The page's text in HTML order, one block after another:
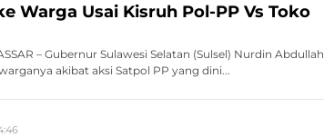
Warga Usai Kisruh Pol-PP Vs Toko
– Gubernur Sulawesi Selatan (Sulsel) Nurdin Abdullah
akibat aksi Satpol PP yang dini...